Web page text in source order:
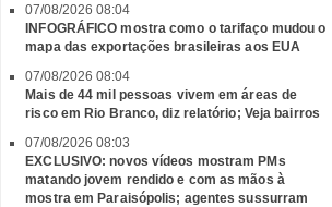
07/08/2026 08:04
INFOGRÁFICO mostra como o tarifaço mudou o
mapa das exportações brasileiras aos EUA
07/08/2026 08:04
Mais de 44 mil pessoas vivem em áreas de
risco em Rio Branco, diz relatório; Veja bairros
07/08/2026 08:03
EXCLUSIVO: novos vídeos mostram PMs
matando jovem rendido e com as mãos à
mostra em Paraisópolis; agentes sussurram